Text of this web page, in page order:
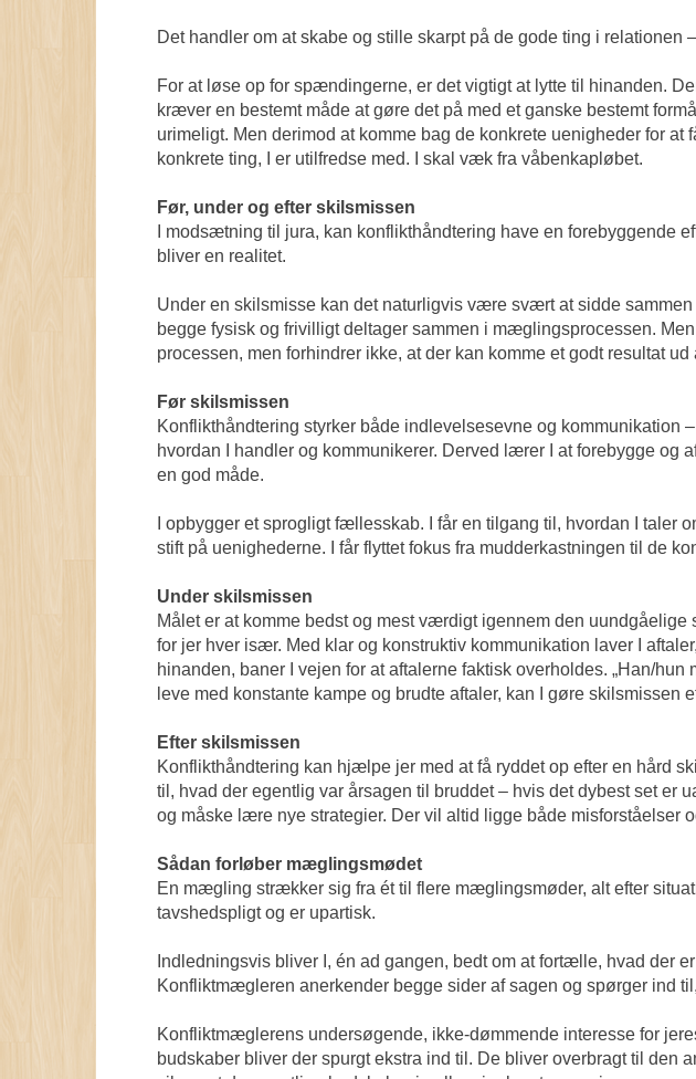
Det handler om at skabe og stille skarpt på de gode ting i relationen
For at løse op for spændingerne, er det vigtigt at lytte til hinanden.
kræver en bestemt måde at gøre det på med et ganske bestemt
urimeligt. Men derimod at komme bag de konkrete uenigheder for
konkrete ting, I er utilfredse med. I skal væk fra våbenkapløbet.
Før, under og efter skilsmissen
I modsætning til jura, kan konflikthåndtering have en forebyggende
bliver en realitet.
Under en skilsmisse kan det naturligvis være svært at sidde
begge fysisk og frivilligt deltager sammen i mæglingsprocessen.
processen, men forhindrer ikke, at der kan komme et godt resultat ud
Før skilsmissen
Konflikthåndtering styrker både indlevelsesevne og kommunikation
hvordan I handler og kommunikerer. Derved lærer I at forebygge
en god måde.
I opbygger et sprogligt fællesskab. I får en tilgang til, hvordan I taler
stift på uenighederne. I får flyttet fokus fra mudderkastningen til de
Under skilsmissen
Målet er at komme bedst og mest værdigt igennem den
for jer hver især. Med klar og konstruktiv kommunikation laver I
hinanden, baner I vejen for at aftalerne faktisk overholdes. „Han/
leve med konstante kampe og brudte aftaler, kan I gøre skilsmissen
Efter skilsmissen
Konflikthåndtering kan hjælpe jer med at få ryddet op efter en hård
til, hvad der egentlig var årsagen til bruddet – hvis det dybest set er
og måske lære nye strategier. Der vil altid ligge både misforståelser
Sådan forløber mæglingsmødet
En mægling strækker sig fra ét til flere mæglingsmøder, alt efter
tavshedspligt og er upartisk.
Indledningsvis bliver I, én ad gangen, bedt om at fortælle, hvad der
Konfliktmægleren anerkender begge sider af sagen og spørger ind
Konfliktmæglerens undersøgende, ikke-dømmende interesse for
budskaber bliver der spurgt ekstra ind til. De bliver overbragt til den